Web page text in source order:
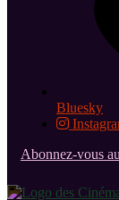
Bluesky
Abonnez-vous